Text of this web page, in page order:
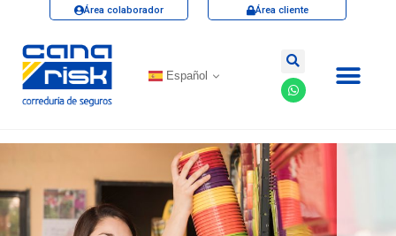
Área colaborador Área cliente
Español